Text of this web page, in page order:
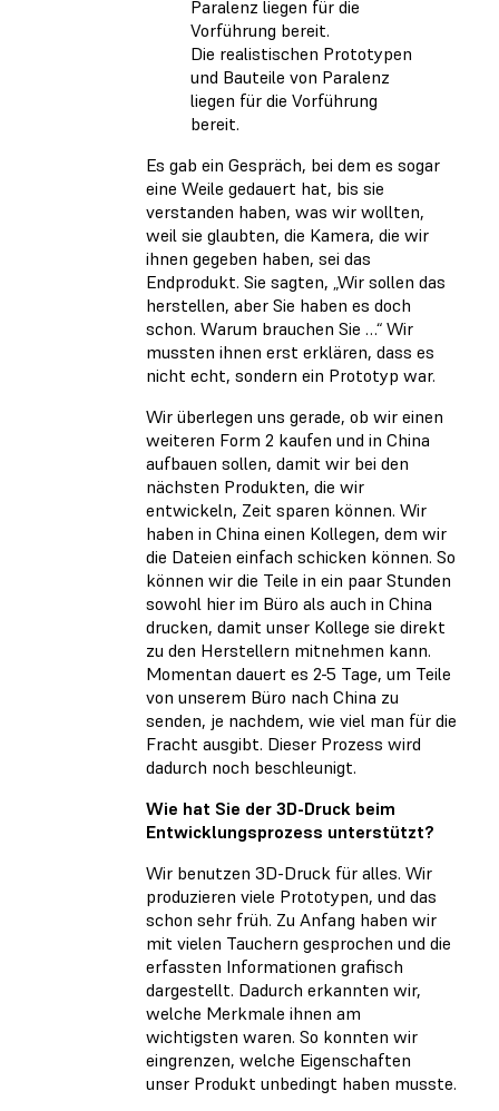
Die realistischen Prototypen
und Bauteile von Paralenz
liegen für die Vorführung
bereit.
Es gab ein Gespräch, bei dem es sogar
eine Weile gedauert hat, bis sie
verstanden haben, was wir wollten,
weil sie glaubten, die Kamera, die wir
ihnen gegeben haben, sei das
Endprodukt. Sie sagten, „Wir sollen das
herstellen, aber Sie haben es doch
schon. Warum brauchen Sie …“ Wir
mussten ihnen erst erklären, dass es
nicht echt, sondern ein Prototyp war.
Wir überlegen uns gerade, ob wir einen
weiteren Form 2 kaufen und in China
aufbauen sollen, damit wir bei den
nächsten Produkten, die wir
entwickeln, Zeit sparen können. Wir
haben in China einen Kollegen, dem wir
die Dateien einfach schicken können. So
können wir die Teile in ein paar Stunden
sowohl hier im Büro als auch in China
drucken, damit unser Kollege sie direkt
zu den Herstellern mitnehmen kann.
Momentan dauert es 2-5 Tage, um Teile
von unserem Büro nach China zu
senden, je nachdem, wie viel man für die
Fracht ausgibt. Dieser Prozess wird
dadurch noch beschleunigt.
Wie hat Sie der 3D-Druck beim
Entwicklungsprozess unterstützt?
Wir benutzen 3D-Druck für alles. Wir
produzieren viele Prototypen, und das
schon sehr früh. Zu Anfang haben wir
mit vielen Tauchern gesprochen und die
erfassten Informationen grafisch
dargestellt. Dadurch erkannten wir,
welche Merkmale ihnen am
wichtigsten waren. So konnten wir
eingrenzen, welche Eigenschaften
unser Produkt unbedingt haben musste.